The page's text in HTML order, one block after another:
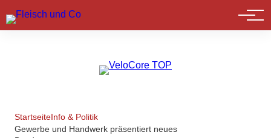
Marktführer
StartseiteInfo & Politik
Gewerbe und Handwerk präsentiert neues